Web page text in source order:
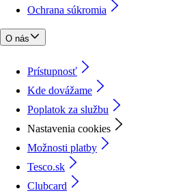
Ochrana súkromia
O nás
Prístupnosť
Kde dovážame
Poplatok za službu
Nastavenia cookies
Možnosti platby
Tesco.sk
Clubcard